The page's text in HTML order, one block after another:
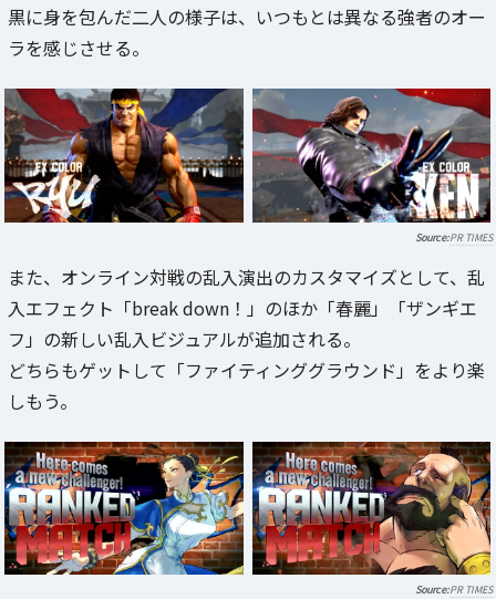
黒に身を包んだ二人の様子は、いつもとは異なる強者のオー
ラを感じさせる。
PR TIMES
また、オンライン対戦の乱入演出のカスタマイズとして、乱
入エフェクト「break down！」のほか「春麗」「ザンギエ
フ」の新しい乱入ビジュアルが追加される。
どちらもゲットして「ファイティンググラウンド」をより楽
しもう。
PR TIMES